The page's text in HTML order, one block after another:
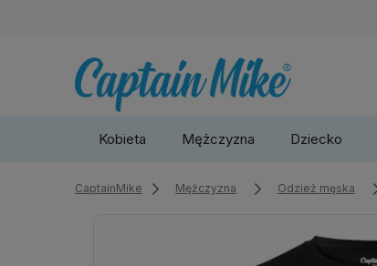
Kobieta Mężczyzna Dziecko
CaptainMike Mężczyzna Odzież męska